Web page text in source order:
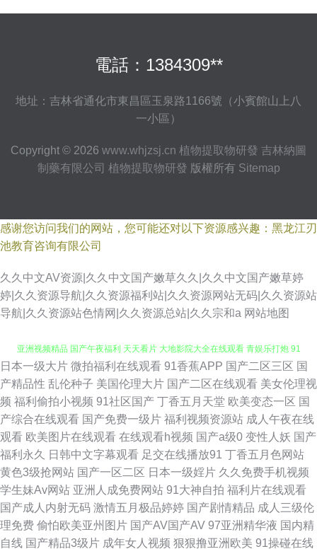
電話：1384309**
地址：吉林省通化市東昌區玉泉路1166號（小賓館山上八
一小區）
Copyright © 2026 www.whjzsj.cn 植物提取物研發 吉林納圖
制藥有限公司 植物提取物研發 版權所有 Sitemap
感谢您访问我们的网站，您可能还对以下资源感兴趣：黑龙江刃
池教育咨询有限公司
久久中文AV资源|久久中文国产嫩草久久|久久中文国产嫩草婷
婷|久久资源导航|久久资源福利站|久久资源网站无码|久久资源站
导航|久久资源站色情网|久久资源总站|久久宗和a 网站地图
国产在线观看九色 免费人成视频X8X8入口观看大 91熟女露脸 蜜桃AV天堂
亚洲视频精品 国产午夜福利 天天看片 大地影院大全在线观看 青娱乐打炮 91
颜色的官网 蜜桃91日韩 亚洲一区播放 国产午夜福利片 婷婷开心情五月色在
线 电影在线观看网站 日本免费高清网站 97电影在线观看免费 免费国产午 在
线观看日本亚洲一区 黄色电影A片网址 亚洲国产制服 国产乱码精品一区三上
日本一级大片 微拍福利在线观看 91香蕉APP 国产二区三区 国
产精品性 乱伦种子 美国伦理大片 国产二区在线观看 美女伦理视
频 福利偷拍小视频 91社区国产 丁香五月天堂 欧美变态一区 国
产综合在线观看 国产免费一级片 福利视频资源站 成人午夜在线
观看 欧美图片在线观看 在线观看h视频 国产a级0 变性人妖 国产
福利永久
日韩中文字幕观看 足交在线播放91 丁香五月色网站
黄色3级抢网站 国产一区二区 日本一级婬片 久久免费手机视频
学生妹Av网站 亚洲人成免费网站 91大神自拍 福利片在线观看
国产成人内射无码 激情五月极品婷婷 国产剧情精品 成人三级伦
理免费 偷怕欧美亚州图片 国产AV国产AV 97亚洲精华液 国内精
自线 国产精品3级片 成年女人视频 狠狠撸亚洲欧美 91操碰在线